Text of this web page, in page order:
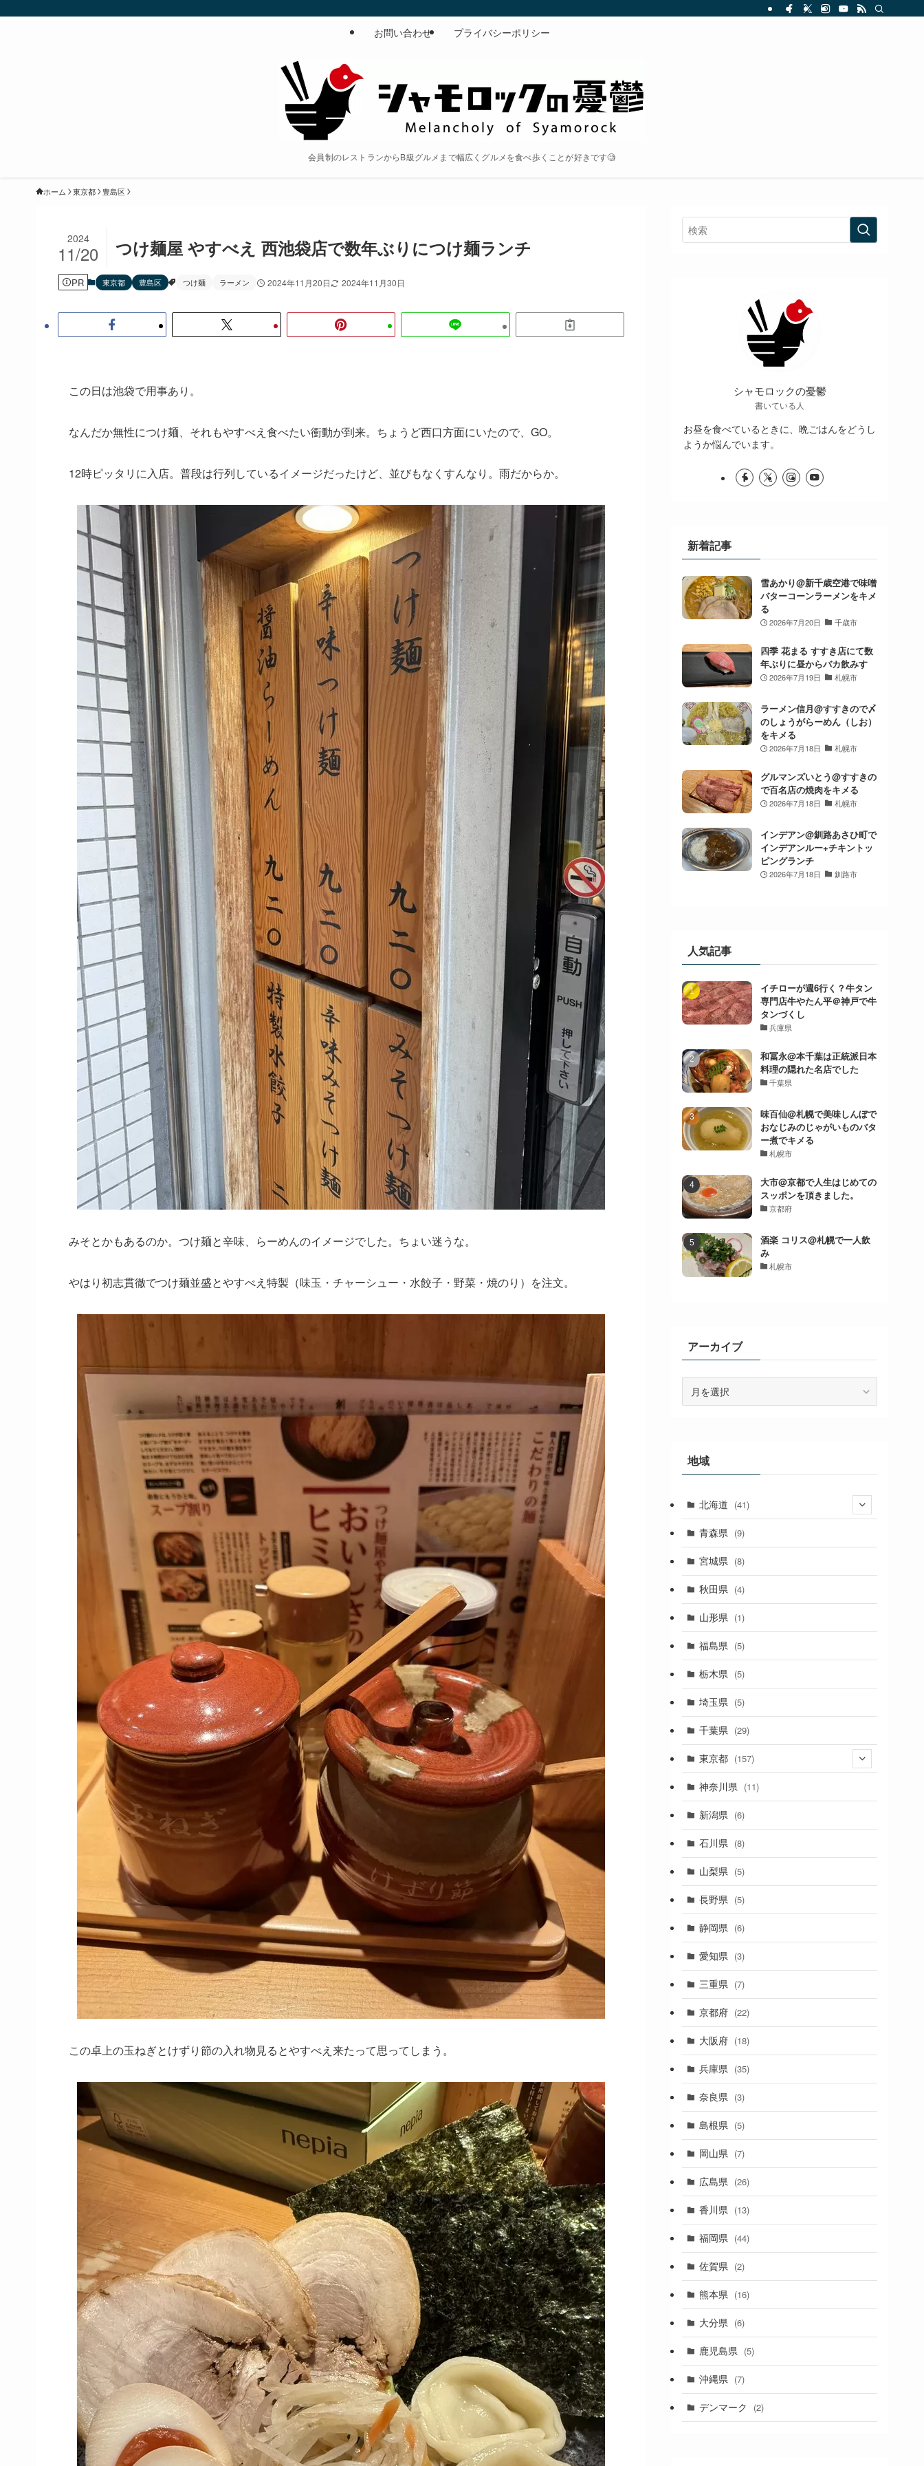
会員制のレストランからB級グルメまで幅広くグルメを食べ歩くことが好きです🧐
お問い合わせ プライバシーポリシー
ホーム 東京都 豊島区
つけ麺屋 やすべえ 西池袋店で数年ぶりにつけ麺ランチ
2024
11/20
PR 東京都 豊島区 つけ麺 ラーメン 2024年11月20日 2024年11月30日
この日は池袋で用事あり。
なんだか無性につけ麺、それもやすべえ食べたい衝動が到来。ちょうど西口方面にいたので、GO。
12時ピッタリに入店。普段は行列しているイメージだったけど、並びもなくすんなり。雨だからか。
みそとかもあるのか。つけ麺と辛味、らーめんのイメージでした。ちょい迷うな。
やはり初志貫徹でつけ麺並盛とやすべえ特製（味玉・チャーシュー・水餃子・野菜・焼のり）を注文。
この卓上の玉ねぎとけずり節の入れ物見るとやすべえ来たって思ってしまう。
シャモロックの憂鬱
書いている人
お昼を食べているときに、晩ごはんをどうし
ようか悩んでいます。
新着記事
雪あかり@新千歳空港で味噌
バターコーンラーメンをキメ
る
2026年7月20日 千歳市
四季 花まる すすき店にて数
年ぶりに昼からバカ飲みす
2026年7月19日 札幌市
ラーメン信月@すすきので〆
のしょうがらーめん（しお）
をキメる
2026年7月18日 札幌市
グルマンズいとう@すすきの
で百名店の焼肉をキメる
2026年7月18日 札幌市
インデアン@釧路あさひ町で
インデアンルー+チキントッ
ピングランチ
2026年7月18日 釧路市
人気記事
イチローが週6行く？牛タン
専門店牛やたん平＠神戸で牛
タンづくし
兵庫県
和冨永@本千葉は正統派日本
料理の隠れた名店でした
千葉県
味百仙@札幌で美味しんぼで
おなじみのじゃがいものバタ
ー煮でキメる
札幌市
大市@京都で人生はじめての
スッポンを頂きました。
京都府
酒楽 コリス@札幌で一人飲
み
札幌市
アーカイブ
地域
北海道 (41)
(27)
(2)
(1)
(1)
(1)
(2)
(1)
(3)
青森県 (9)
宮城県 (8)
秋田県 (4)
山形県 (1)
福島県 (5)
栃木県 (5)
埼玉県 (5)
千葉県 (29)
東京都 (157)
(36)
(11)
(31)
(1)
(5)
(1)
(1)
(11)
(4)
(4)
(17)
(4)
(7)
(3)
(1)
神奈川県 (11)
新潟県 (6)
石川県 (8)
山梨県 (5)
長野県 (5)
静岡県 (6)
愛知県 (3)
三重県 (7)
京都府 (22)
大阪府 (18)
兵庫県 (35)
奈良県 (3)
島根県 (5)
岡山県 (7)
広島県 (26)
香川県 (13)
福岡県 (44)
佐賀県 (2)
熊本県 (16)
大分県 (6)
鹿児島県 (5)
沖縄県 (7)
デンマーク (2)